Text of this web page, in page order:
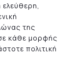
της
κάθε μορφής
πολιτική